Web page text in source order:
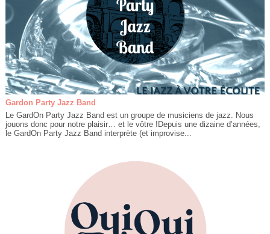
Gardon Party Jazz Band
Le GardOn Party Jazz Band est un groupe de musiciens de jazz. Nous
jouons donc pour notre plaisir… et le vôtre !Depuis une dizaine d’années,
le GardOn Party Jazz Band interprète (et improvise...